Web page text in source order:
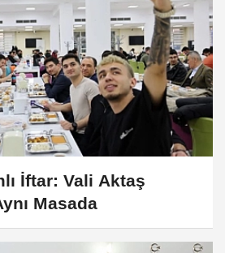
İftar: Vali Aktaş
Masada